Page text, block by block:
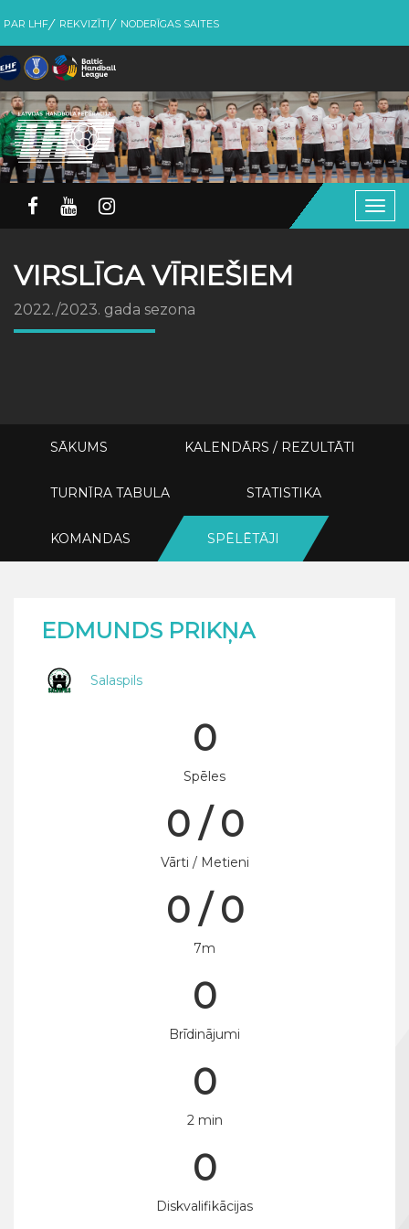
PAR LHF REKVIZĪTI NODERĪGAS SAITES
VIRSLĪGA VĪRIEŠIEM
2022./2023. gada sezona
SĀKUMS KALENDĀRS / REZULTĀTI
TURNĪRA TABULA STATISTIKA
KOMANDAS SPĒLĒTĀJI
EDMUNDS PRIKŅA
Salaspils
0
Spēles
0 / 0
Vārti / Metieni
0 / 0
7m
0
Brīdinājumi
0
2 min
0
Diskvalifikācijas